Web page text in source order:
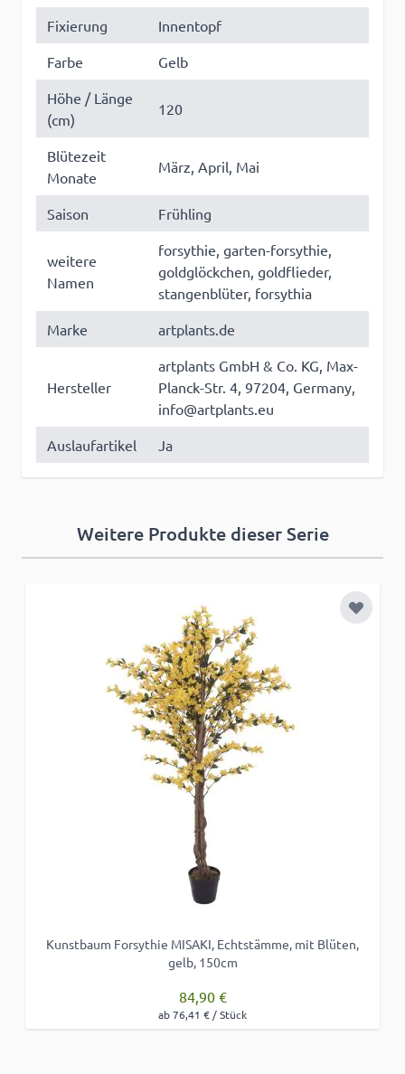
Fixierung
Innentopf
Farbe
Gelb
Höhe / Länge
(cm)
120
Blütezeit
Monate
März, April, Mai
Saison Frühling
weitere
Namen
forsythie, garten-forsythie,
goldglöckchen, goldflieder,
stangenblüter, forsythia
Marke
artplants.de
Hersteller
artplants GmbH & Co. KG, Max-
Planck-Str. 4, 97204, Germany,
info@artplants.eu
Auslaufartikel
Ja
Weitere Produkte dieser Serie
Zur
Kunstbaum Forsythie MISAKI, Echtstämme, mit Blüten,
gelb, 150cm
84,90 €
ab 76,41 € / Stück